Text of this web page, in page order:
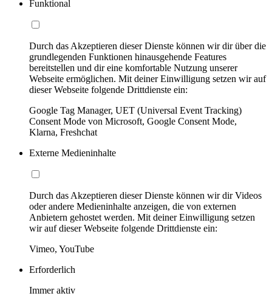
Funktional
Durch das Akzeptieren dieser Dienste können wir dir über die
grundlegenden Funktionen hinausgehende Features
bereitstellen und dir eine komfortable Nutzung unserer
Webseite ermöglichen. Mit deiner Einwilligung setzen wir auf
dieser Webseite folgende Drittdienste ein:
Google Tag Manager, UET (Universal Event Tracking)
Consent Mode von Microsoft, Google Consent Mode,
Klarna, Freshchat
Externe Medieninhalte
Durch das Akzeptieren dieser Dienste können wir dir Videos
oder andere Medieninhalte anzeigen, die von externen
Anbietern gehostet werden. Mit deiner Einwilligung setzen
wir auf dieser Webseite folgende Drittdienste ein:
Vimeo, YouTube
Erforderlich
Immer aktiv